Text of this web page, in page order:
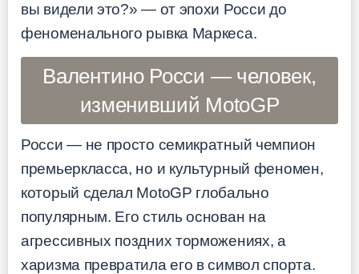
вы видели это?» — от эпохи Росси до
феноменального рывка Маркеса.
Валентино Росси — человек,
изменивший MotoGP
Росси — не просто семикратный чемпион
премьеркласса, но и культурный феномен,
который сделал MotoGP глобально
популярным. Его стиль основан на
агрессивных поздних торможениях, а
харизма превратила его в символ спорта.